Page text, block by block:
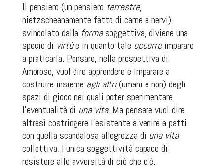
Il pensiero (un pensiero terrestre,
nietzscheanamente fatto di carne e nervi),
svincolato dalla formasoggettiva, diviene una
specie di virtùe in quanto tale occorreimparare
a praticarla. Pensare, nella prospettiva di
Amoroso, vuol dire apprendere e imparare a
costruire insieme agli altri(umani e non) degli
spazi di gioco nei quali poter sperimentare
l’eventualità di una vita. Ma pensare vuol dire
altresì costringere l’esistente a venire a patti
con quella scandalosa allegrezza di una vita
collettiva, l’unica soggettività capace di
resistere alle avversità di ciò che c’è.